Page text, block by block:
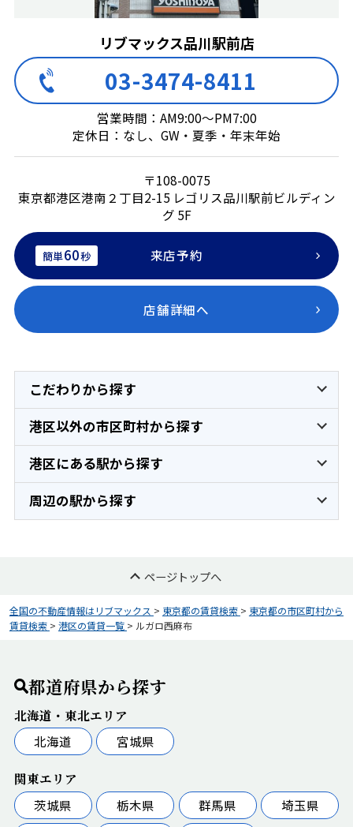
リブマックス品川駅前店
03-3474-8411
営業時間：AM9:00～PM7:00
定休日：なし、GW・夏季・年末年始
〒108-0075
東京都港区港南２丁目2-15 レゴリス品川駅前ビルディン
グ 5F
簡単60秒 来店予約
店舗詳細へ
こだわりから探す
港区以外の市区町村から探す
港区にある駅から探す
周辺の駅から探す
ページトップへ
全国の不動産情報はリブマックス > 東京都の賃貸検索 > 東京都の市区町村から
賃貸検索 > 港区の賃貸一覧 > ルガロ西麻布
都道府県から探す
北海道・東北エリア
北海道
宮城県
関東エリア
茨城県
栃木県 群馬県
埼玉県